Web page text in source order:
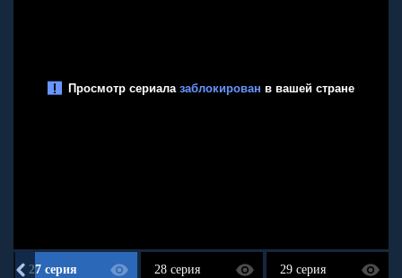
27 серия 28 серия 29 серия